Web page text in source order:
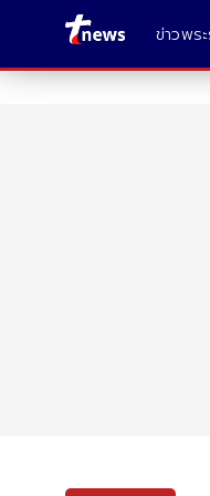
ข่าวพร